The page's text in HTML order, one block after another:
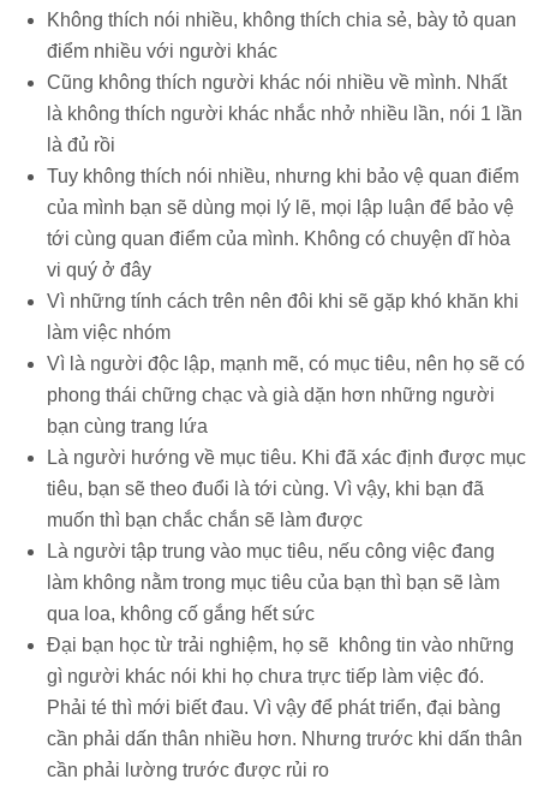
Không thích nói nhiều, không thích chia sẻ, bày tỏ quan
điểm nhiều với người khác
Cũng không thích người khác nói nhiều về mình. Nhất
là không thích người khác nhắc nhở nhiều lần, nói 1 lần
là đủ rồi
Tuy không thích nói nhiều, nhưng khi bảo vệ quan điểm
của mình bạn sẽ dùng mọi lý lẽ, mọi lập luận để bảo vệ
tới cùng quan điểm của mình. Không có chuyện dĩ hòa
vi quý ở đây
Vì những tính cách trên nên đôi khi sẽ gặp khó khăn khi
làm việc nhóm
Vì là người độc lập, mạnh mẽ, có mục tiêu, nên họ sẽ có
phong thái chững chạc và già dặn hơn những người
bạn cùng trang lứa
Là người hướng về mục tiêu. Khi đã xác định được mục
tiêu, bạn sẽ theo đuổi là tới cùng. Vì vậy, khi bạn đã
muốn thì bạn chắc chắn sẽ làm được
Là người tập trung vào mục tiêu, nếu công việc đang
làm không nằm trong mục tiêu của bạn thì bạn sẽ làm
qua loa, không cố gắng hết sức
Đại bạn học từ trải nghiệm, họ sẽ không tin vào những
gì người khác nói khi họ chưa trực tiếp làm việc đó.
Phải té thì mới biết đau. Vì vậy để phát triển, đại bàng
cần phải dấn thân nhiều hơn. Nhưng trước khi dấn thân
cần phải lường trước được rủi ro